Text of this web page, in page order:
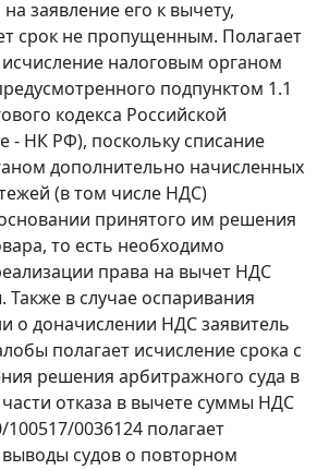
заявление его к вычету,
срок не пропущенным. Полагает
налоговым органом
подпунктом 1.1
кодекса Российской
- НК РФ), поскольку списание
дополнительно начисленных
(в том числе НДС)
принятого им решения
то есть необходимо
права на вычет НДС
Также в случае оспаривания
о доначислении НДС заявитель
полагает исчисление срока с
решения арбитражного суда в
отказа в вычете суммы НДС
0036124 полагает
судов о повторном